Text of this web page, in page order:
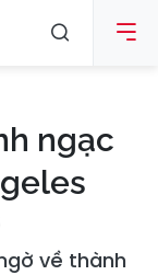
ngạc
về thành